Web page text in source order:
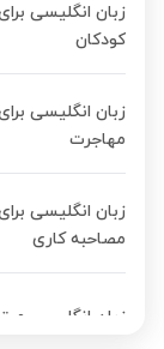
زبان انگلیسی
کودکان
زبان انگلیسی
مهاجرت
زبان انگلیسی
مصاحبه کاری
زبان انگلیسی